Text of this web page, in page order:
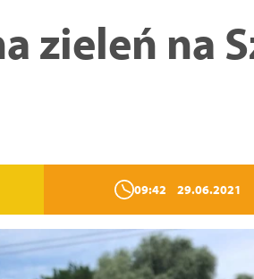
zieleń na
09:42 29.06.2021